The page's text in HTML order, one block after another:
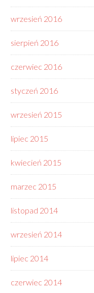
wrzesień 2016
sierpień 2016
czerwiec 2016
styczeń 2016
wrzesień 2015
lipiec 2015
kwiecień 2015
marzec 2015
listopad 2014
wrzesień 2014
lipiec 2014
czerwiec 2014